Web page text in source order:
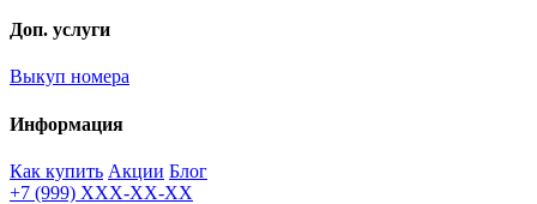
Доп. услуги
Выкуп номера
Информация
Как купить Акции Блог
+7 (999) XXX-XX-XX